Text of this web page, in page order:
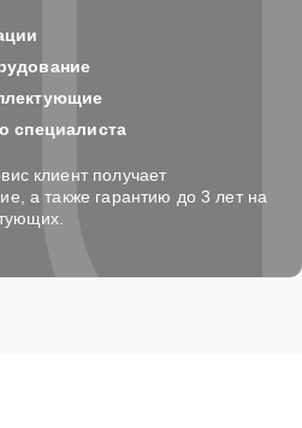
специалиста
клиент получает
а также гарантию до 3 лет на